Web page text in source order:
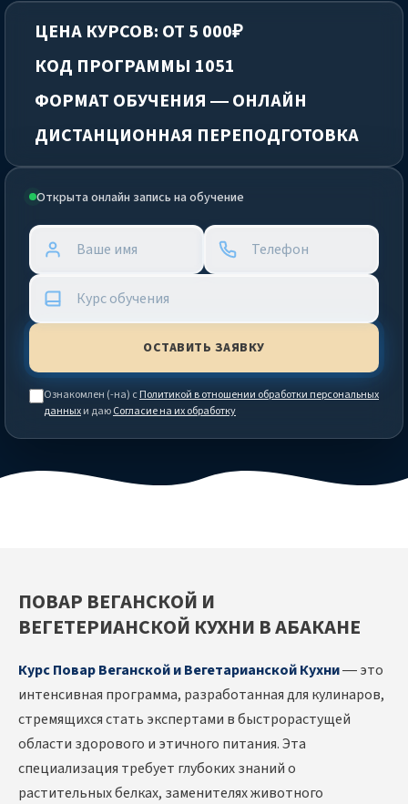
Открыта онлайн запись на обучение
Ознакомлен (-на) сПолитикой в отношении обработки персональных
данныхи даюСогласие на их обработку
ЦЕНА КУРСОВ: ОТ 5 000₽
КОД ПРОГРАММЫ 1051
ФОРМАТ ОБУЧЕНИЯ — ОНЛАЙН
ДИСТАНЦИОННАЯ ПЕРЕПОДГОТОВКА
ПОВАР ВЕГАНСКОЙ И
ВЕГЕТЕРИАНСКОЙ КУХНИ В АБАКАНЕ
Курс Повар Веганской и Вегетарианской Кухни— это
интенсивная программа, разработанная для кулинаров,
стремящихся стать экспертами в быстрорастущей
области здорового и этичного питания. Эта
специализация требует глубоких знаний о
растительных белках, заменителях животного